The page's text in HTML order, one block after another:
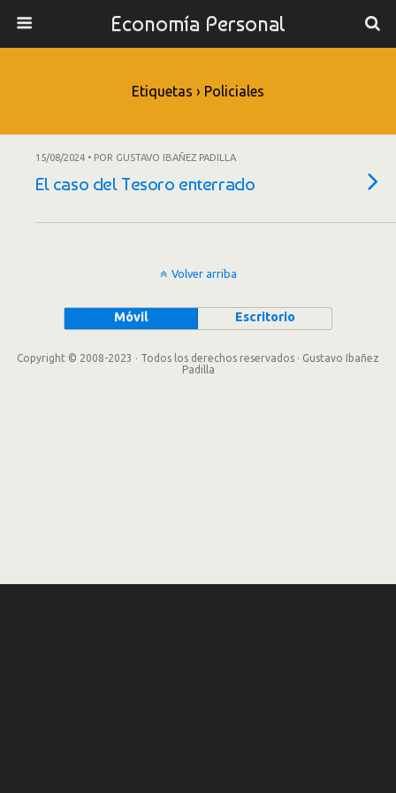
Economía Personal
Etiquetas › Policiales
15/08/2024 • POR GUSTAVO IBAÑEZ PADILLA
El caso del Tesoro enterrado
Volver arriba
Móvil Escritorio
Copyright © 2008-2023 · Todos los derechos reservados · Gustavo Ibañez
Padilla